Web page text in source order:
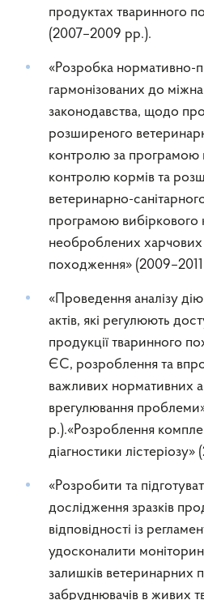
продуктах тваринного
(2007–2009 рр.).
«Розробка нормативно-
гармонізованих до
законодавства, щодо
розширеного
контролю за програмою
контролю кормів та
ветеринарно-
програмою
необроблених харчових
походження»
«Проведення аналізу
актів, які регулюють
продукції тваринного
ЄС, розроблення та
важливих нормативних
врегулювання
р.).«Розроблення
діагностики лістеріозу»
«Розробити та
дослідження зразків
відповідності із
удосконалити
залишків ветеринарних
забруднювачів в живих